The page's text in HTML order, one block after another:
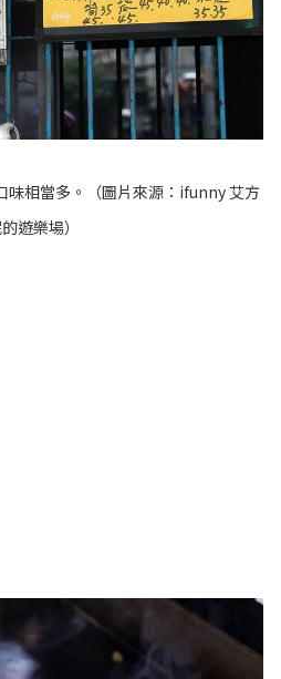
相當多。（圖片來源： ifunny 艾方
遊樂場）